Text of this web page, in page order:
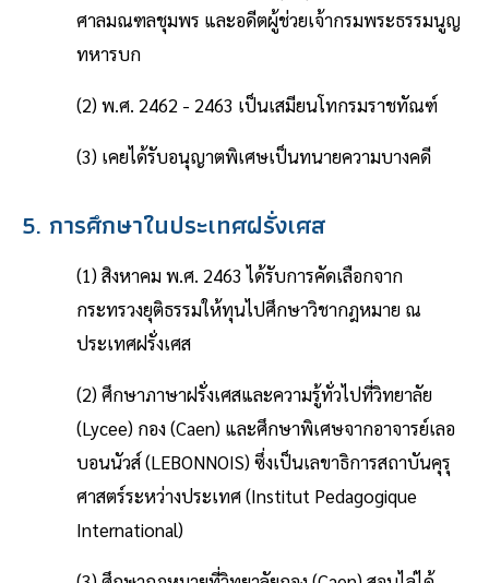
ศาลมณฑลชุมพร และอดีตผู้ช่วยเจ้ากรมพระธรรมนูญ
ทหารบก
(2) พ.ศ. 2462 - 2463 เป็นเสมียนโทกรมราชทัณฑ์
(3) เคยได้รับอนุญาตพิเศษเป็นทนายความบางคดี
5. การศึกษาในประเทศฝรั่งเศส
(1) สิงหาคม พ.ศ. 2463 ได้รับการคัดเลือกจาก
กระทรวงยุติธรรมให้ทุนไปศึกษาวิชากฎหมาย ณ
ประเทศฝรั่งเศส
(2) ศึกษาภาษาฝรั่งเศสและความรู้ทั่วไปที่วิทยาลัย
(Lycee) กอง (Caen) และศึกษาพิเศษจากอาจารย์เลอ
บอนนัวส์ (LEBONNOIS) ซึ่งเป็นเลขาธิการสถาบันคุรุ
ศาสตร์ระหว่างประเทศ (Institut Pedagogique
International)